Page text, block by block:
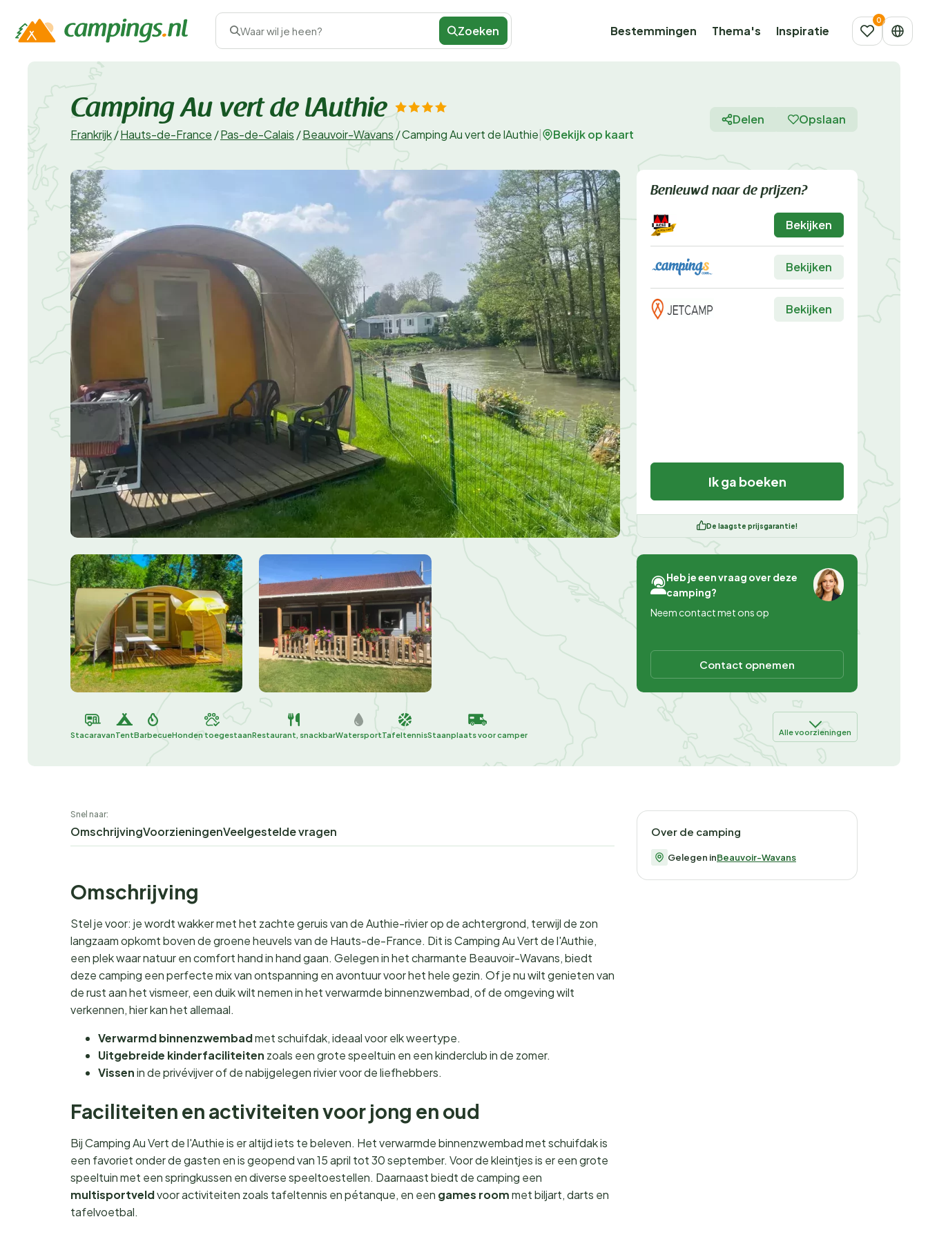
Waar wil je heen? Zoeken Bestemmingen Thema's Inspiratie
Camping Au vert de lAuthie
Frankrijk/Hauts-de-France /Pas-de-Calais /Beauvoir-Wavans /Camping Au vert de lAuthie Bekijk op kaart
Delen Opslaan
Benieuwd naar de prijzen?
Bekijken
Bekijken
Bekijken
Ik ga boeken
De laagste prijsgarantie!
Heb je een vraag over deze
camping?
Neem contact met ons op
Contact opnemen
StacaravanTentBarbecueHonden toegestaanRestaurant, snackbarWatersportTafeltennisStaanplaats voor camper Alle voorzieningen
Snel naar:
OmschrijvingVoorzieningenVeelgestelde vragen
Omschrijving
Stel je voor: je wordt wakker met het zachte geruis van de Authie-rivier op de achtergrond, terwijl de zon
langzaam opkomt boven de groene heuvels van de Hauts-de-France. Dit is Camping Au Vert de l'Authie,
een plek waar natuur en comfort hand in hand gaan. Gelegen in het charmante Beauvoir-Wavans, biedt
deze camping een perfecte mix van ontspanning en avontuur voor het hele gezin. Of je nu wilt genieten van
de rust aan het vismeer, een duik wilt nemen in het verwarmde binnenzwembad, of de omgeving wilt
verkennen, hier kan het allemaal.
Verwarmd binnenzwembadmet schuifdak, ideaal voor elk weertype.
Uitgebreide kinderfaciliteiten zoals een grote speeltuin en een kinderclub in de zomer.
Vissenin de privévijver of de nabijgelegen rivier voor de liefhebbers.
Faciliteiten en activiteiten voor jong en oud
Bij Camping Au Vert de l'Authie is er altijd iets te beleven. Het verwarmde binnenzwembad met schuifdak is
een favoriet onder de gasten en is geopend van 15 april tot 30 september. Voor de kleintjes is er een grote
speeltuin met een springkussen en diverse speeltoestellen. Daarnaast biedt de camping een
multisportveldvoor activiteiten zoals tafeltennis en pétanque, en een games roommet biljart, darts en
tafelvoetbal.
Over de camping
Gelegen inBeauvoir-Wavans